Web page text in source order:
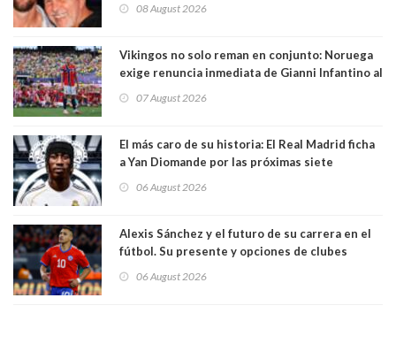
08 August 2026
Vikingos no solo reman en conjunto: Noruega
exige renuncia inmediata de Gianni Infantino al
07 August 2026
El más caro de su historia: El Real Madrid ficha
a Yan Diomande por las próximas siete
06 August 2026
Alexis Sánchez y el futuro de su carrera en el
fútbol. Su presente y opciones de clubes
06 August 2026